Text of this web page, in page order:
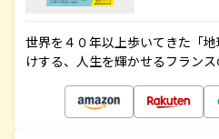
世界を４０年以上歩いてきた「
けする、人生を輝かせるフラン